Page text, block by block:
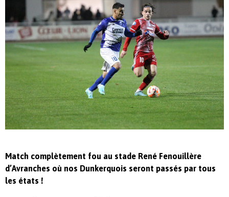
Match complètement fou au stade René Fenouillère
d’Avranches où nos Dunkerquois seront passés par tous
les états !